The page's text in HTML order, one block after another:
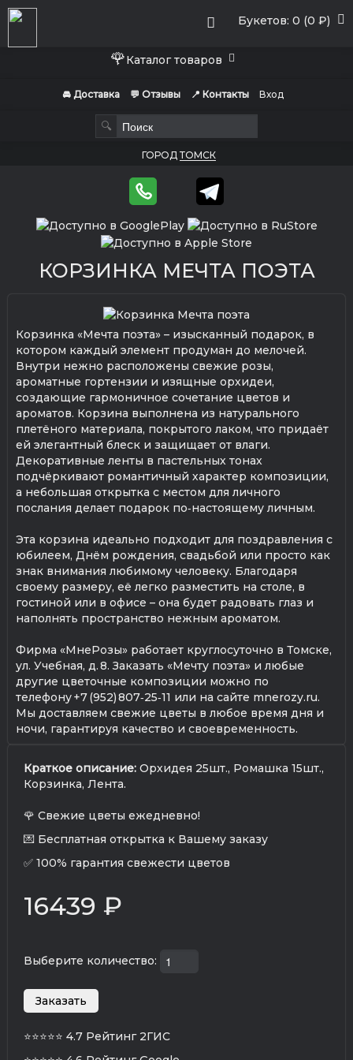
Букетов: 0 (0 ₽)
🌹Каталог товаров
🚘 Доставка 💬 Отзывы 📍 Контакты Вход
🔍
ГОРОД ТОМСК
КОРЗИНКА МЕЧТА ПОЭТА
Корзинка «Мечта поэта» – изысканный подарок, в
котором каждый элемент продуман до мелочей.
Внутри нежно расположены свежие розы,
ароматные гортензии и изящные орхидеи,
создающие гармоничное сочетание цветов и
ароматов. Корзина выполнена из натурального
плетёного материала, покрытого лаком, что придаёт
ей элегантный блеск и защищает от влаги.
Декоративные ленты в пастельных тонах
подчёркивают романтичный характер композиции,
а небольшая открытка с местом для личного
послания делает подарок по‑настоящему личным.
Эта корзина идеально подходит для поздравления с
юбилеем, Днём рождения, свадьбой или просто как
знак внимания любимому человеку. Благодаря
своему размеру, её легко разместить на столе, в
гостиной или в офисе – она будет радовать глаз и
наполнять пространство нежным ароматом.
Фирма «МнеРозы» работает круглосуточно в Томске,
ул. Учебная, д. 8. Заказать «Мечту поэта» и любые
другие цветочные композиции можно по
телефону +7 (952) 807‑25‑11 или на сайте mnerozy.ru.
Мы доставляем свежие цветы в любое время дня и
ночи, гарантируя качество и своевременность.
Краткое описание: Орхидея 25шт., Ромашка 15шт.,
Корзинка, Лента.
🌹 Свежие цветы ежедневно!
💌 Бесплатная открытка к Вашему заказу
✅ 100% гарантия свежести цветов
16439 ₽
Выберите количество:
⭐⭐⭐⭐⭐ 4.7 Рейтинг 2ГИС